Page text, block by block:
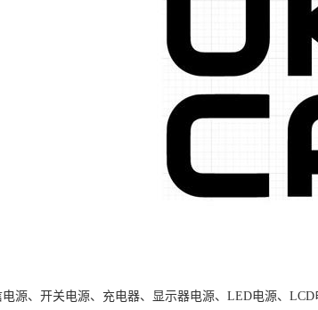
源、开关电源、充电器、显示器电源、LED电源、LCD